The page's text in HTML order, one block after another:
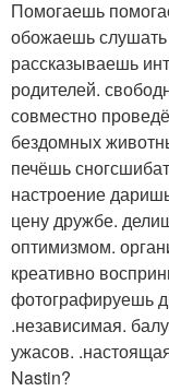
Помогаешь
обожаешь
рассказываешь
родителей.
совместно
бездомных
печёшь
настроение
цену дружбе.
оптимизмом.
креативно
фотографируешь
.независимая.
ужасов.
Nastin?